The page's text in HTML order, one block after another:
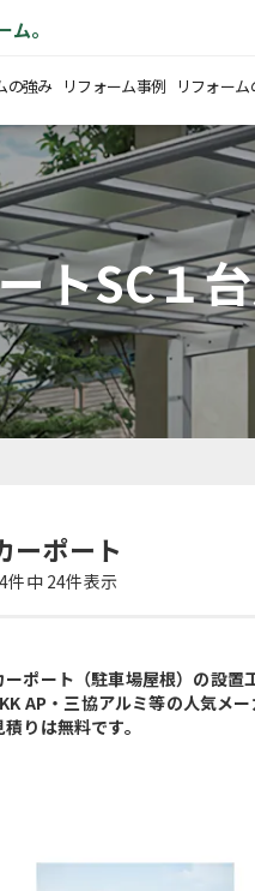
。
の強み リフォーム事例 リフォー
トSC１
ーポート
件中 24件表示
ーポート（駐車場屋根）の設
AP・三協アルミ等の人気メ
積りは無料です。